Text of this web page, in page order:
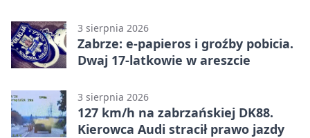
3 sierpnia 2026
Zabrze: e-papieros i groźby pobicia.
Dwaj 17-latkowie w areszcie
3 sierpnia 2026
127 km/h na zabrzańskiej DK88.
Kierowca Audi stracił prawo jazdy